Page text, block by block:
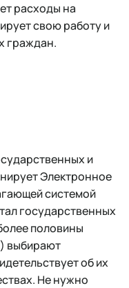
расходы на
свою работу и
граждан.
и
Электронное
системой
государственных
половины
выбирают
об их
Не нужно